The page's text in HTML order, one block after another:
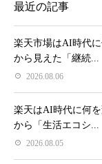
最近の記事
楽天市場はAI時代
から見えた「継続...
2026.08.06
楽天はAI時代に何
から「生活エコシ...
2026.08.05